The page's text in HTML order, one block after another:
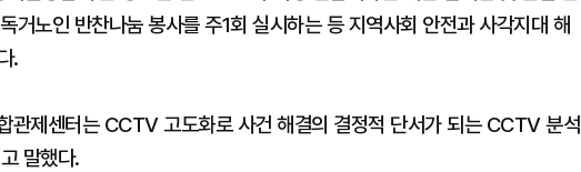
거노인 반찬나눔 봉사를 주1회 실시하는 등 지역사회 안전과 사각지대 해
.
관제센터는 CCTV 고도화로 사건 해결의 결정적 단서가 되는 CCTV 분석
말했다.